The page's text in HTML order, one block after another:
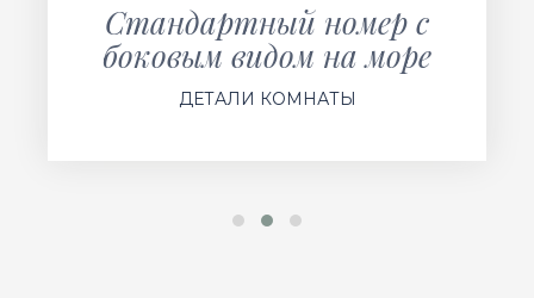
Стандартный номер с
боковым видом на море
ДЕТАЛИ КОМНАТЫ